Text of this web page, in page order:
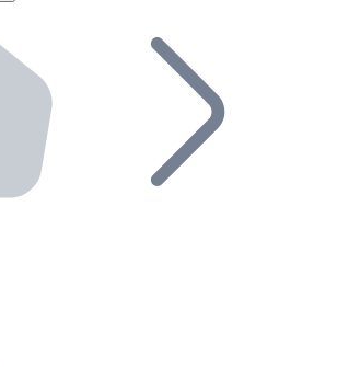
Bitnovo en tu negocio y permite que
API en tu ecosistema.
red de distribuidores.
a nuestro ecosistema.